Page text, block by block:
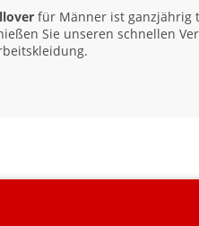
für Männer ist ganzjährig
Sie unseren schnellen